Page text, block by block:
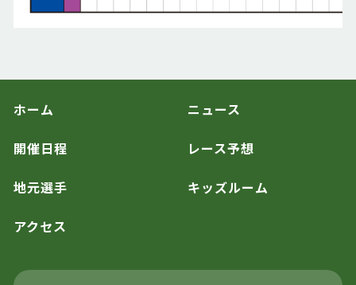
ホーム ニュース
開催日程 レース予想
地元選手 キッズルーム
アクセス